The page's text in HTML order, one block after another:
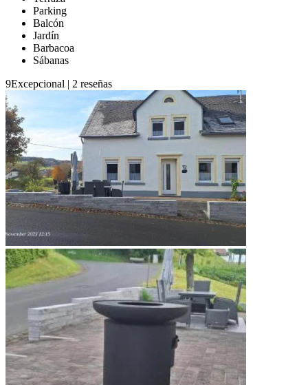
Parking
Balcón
Jardín
Barbacoa
Sábanas
9Excepcional | 2 reseñas